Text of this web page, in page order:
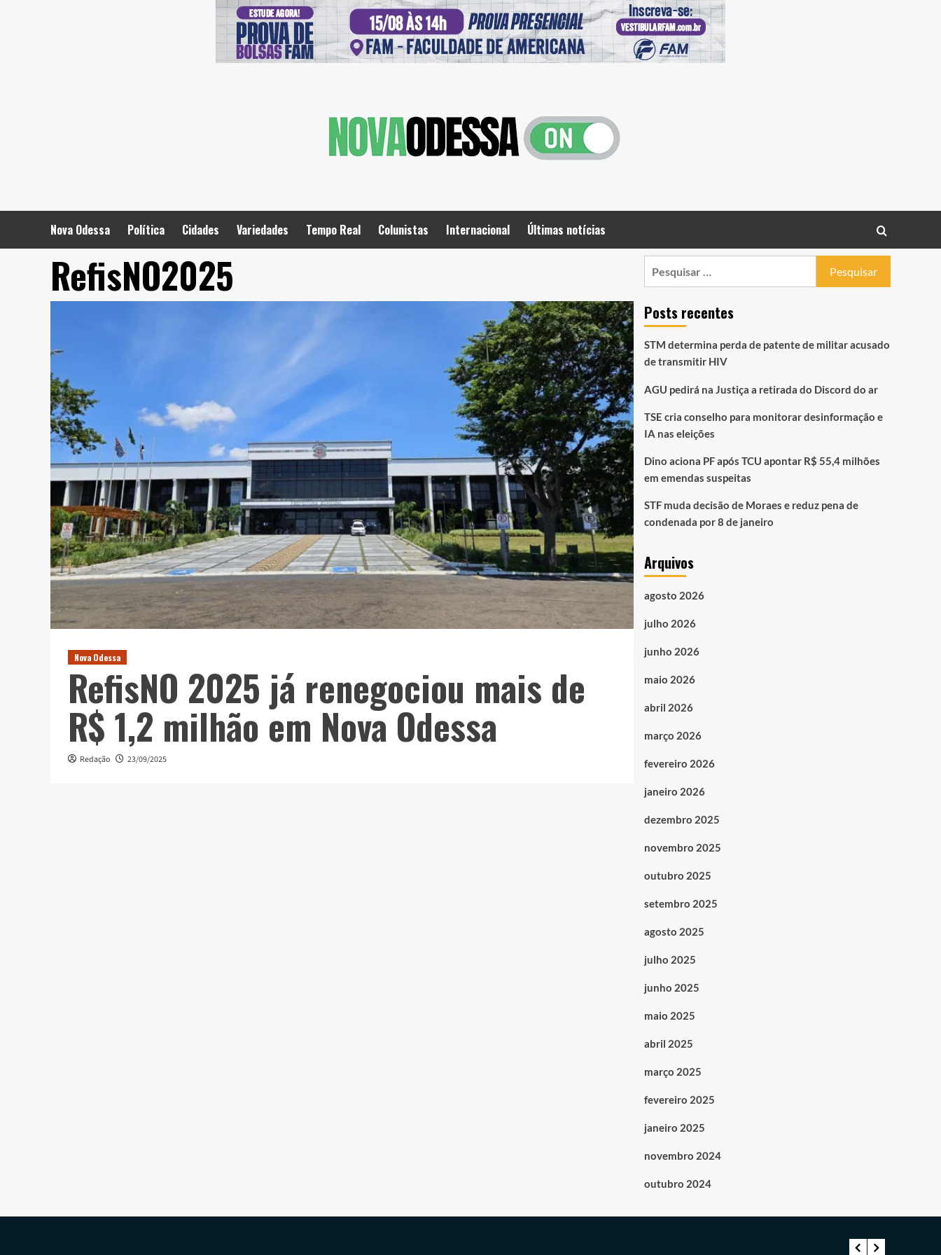
Nova Odessa Política Cidades Variedades Tempo Real Colunistas Internacional Últimas notícias
RefisNO2025
Nova Odessa
RefisNO 2025 já renegociou mais de
R$ 1,2 milhão em Nova Odessa
Redação 23/09/2025
Posts recentes
STM determina perda de patente de militar acusado
de transmitir HIV
AGU pedirá na Justiça a retirada do Discord do ar
TSE cria conselho para monitorar desinformação e
IA nas eleições
Dino aciona PF após TCU apontar R$ 55,4 milhões
em emendas suspeitas
STF muda decisão de Moraes e reduz pena de
condenada por 8 de janeiro
Arquivos
agosto 2026
julho 2026
junho 2026
maio 2026
abril 2026
março 2026
fevereiro 2026
janeiro 2026
dezembro 2025
novembro 2025
outubro 2025
setembro 2025
agosto 2025
julho 2025
junho 2025
maio 2025
abril 2025
março 2025
fevereiro 2025
janeiro 2025
novembro 2024
outubro 2024